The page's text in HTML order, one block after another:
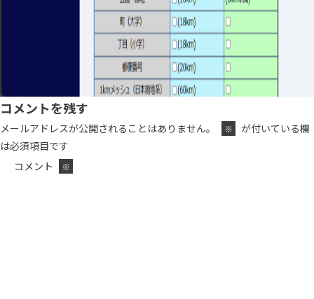
コメントを残す
メールアドレスが公開されることはありません。 ※
が付いている欄
は必須項目です
コメント
※